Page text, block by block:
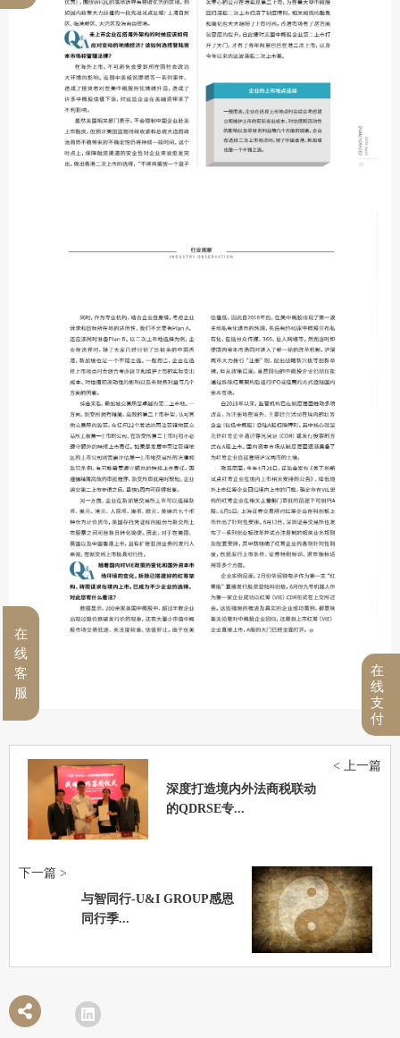
深度打造境内外法商税联动
的QDRSE专...
< 上一篇
与智同行-U&I GROUP感恩
同行季...
下一篇 >
在
线
客
服
在
线
支
付